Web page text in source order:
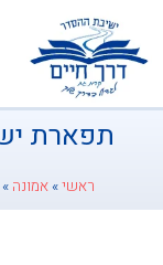
תפארת
ראשי»אמונה »